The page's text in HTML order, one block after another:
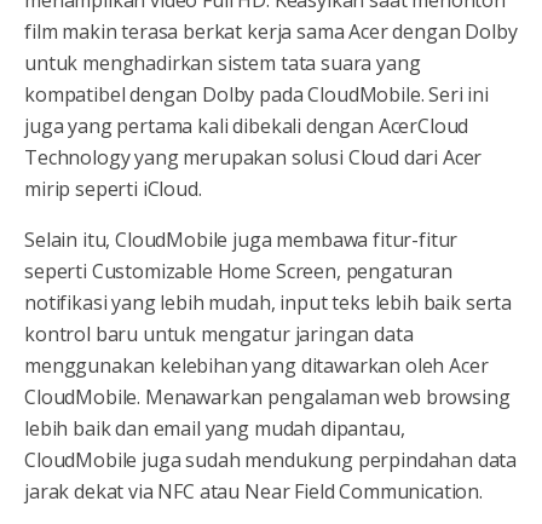
film makin terasa berkat kerja sama Acer dengan Dolby
untuk menghadirkan sistem tata suara yang
kompatibel dengan Dolby pada CloudMobile. Seri ini
juga yang pertama kali dibekali dengan AcerCloud
Technology yang merupakan solusi Cloud dari Acer
mirip seperti iCloud.
Selain itu, CloudMobile juga membawa fitur-fitur
seperti Customizable Home Screen, pengaturan
notifikasi yang lebih mudah, input teks lebih baik serta
kontrol baru untuk mengatur jaringan data
menggunakan kelebihan yang ditawarkan oleh Acer
CloudMobile. Menawarkan pengalaman web browsing
lebih baik dan email yang mudah dipantau,
CloudMobile juga sudah mendukung perpindahan data
jarak dekat via NFC atau Near Field Communication.